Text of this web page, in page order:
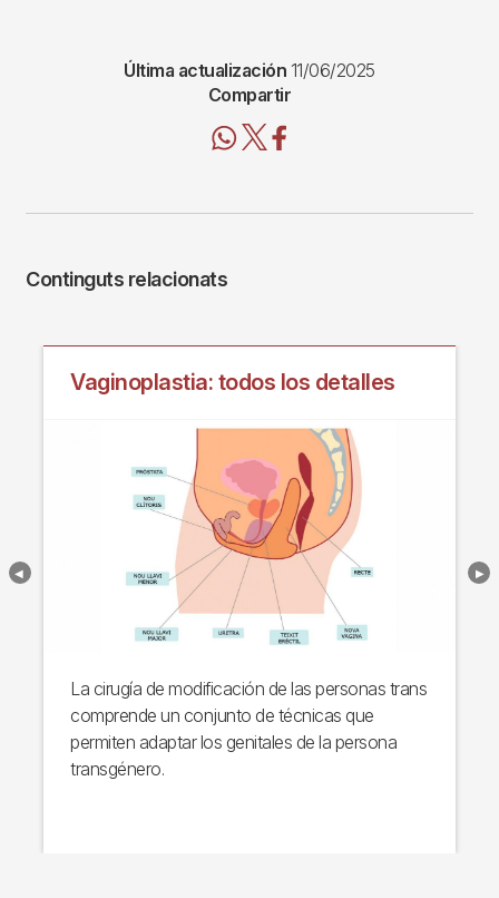
Última actualización 11/06/2025
Compartir
Continguts relacionats
Vaginoplastia: todos los detalles
La cirugía de modificación de las personas trans
comprende un conjunto de técnicas que
permiten adaptar los genitales de la persona
transgénero.